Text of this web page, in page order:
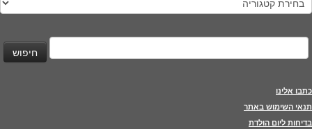
כתבו אלינו
תנאי השימוש באתר
בדיחות ליום הולדת